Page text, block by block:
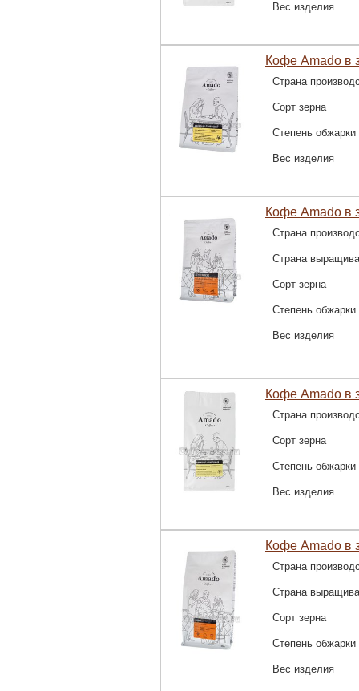
Вес изделия
Кофе Amado в
Страна
Сорт зерна
Степень обжарки
Вес изделия
Кофе Amado в
Страна
Страна
Сорт зерна
Степень обжарки
Вес изделия
Кофе Amado в
Страна
Сорт зерна
Степень обжарки
Вес изделия
Кофе Amado в
Страна
Страна
Сорт зерна
Степень обжарки
Вес изделия